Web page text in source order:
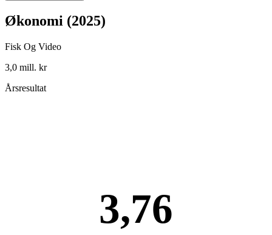
Økonomi (2025)
Fisk Og Video
3,0 mill. kr
Årsresultat
3,76